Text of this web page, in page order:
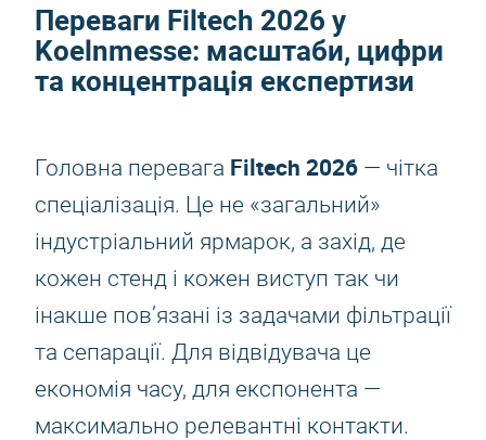
Переваги Filtech 2026 у
Koelnmesse: масштаби, цифри
та концентрація експертизи
Головна перевага Filtech 2026 — чітка
спеціалізація. Це не «загальний»
індустріальний ярмарок, а захід, де
кожен стенд і кожен виступ так чи
інакше пов’язані із задачами фільтрації
та сепарації. Для відвідувача це
економія часу, для експонента —
максимально релевантні контакти.